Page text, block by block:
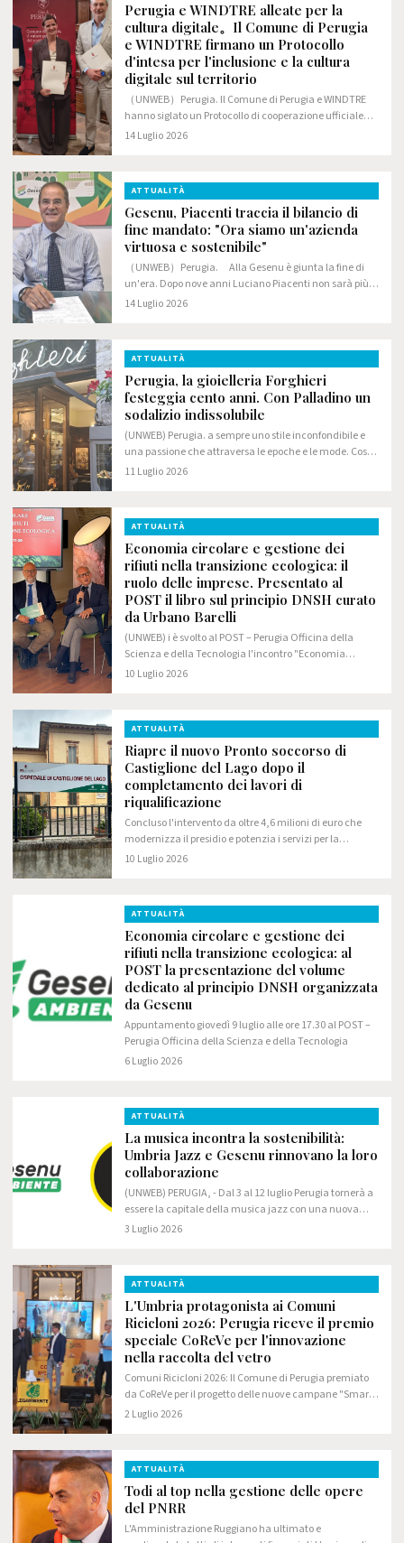
Perugia e WINDTRE alleate per la
cultura digitale。Il Comune di Perugia
e WINDTRE firmano un Protocollo
d'intesa per l'inclusione e la cultura
digitale sul territorio
（UNWEB）Perugia. Il Comune di Perugia e WINDTRE
hanno siglato un Protocollo di cooperazione ufficiale
volto a promuovere la cittadinanza digitale e l'uso
14 Luglio 2026
ATTUALITÀ
Gesenu, Piacenti traccia il bilancio di
fine mandato: "Ora siamo un'azienda
virtuosa e sostenibile"
（UNWEB）Perugia. Alla Gesenu è giunta la fine di
un'era. Dopo nove anni Luciano Piacenti non sarà più
l'amministratore delegato (a partire dal prossimo mese
14 Luglio 2026
ATTUALITÀ
Perugia, la gioielleria Forghieri
festeggia cento anni. Con Palladino un
sodalizio indissolubile
(UNWEB) Perugia. a sempre uno stile inconfondibile e
una passione che attraversa le epoche e le mode. Così
la gioielleria Forghieri, uno degli indiscussi punti di
11 Luglio 2026
ATTUALITÀ
Economia circolare e gestione dei
rifiuti nella transizione ecologica: il
ruolo delle imprese. Presentato al
POST il libro sul principio DNSH curato
da Urbano Barelli
(UNWEB) i è svolto al POST – Perugia Officina della
Scienza e della Tecnologia l'incontro "Economia
circolare e gestione dei rifiuti nella transizione
10 Luglio 2026
ATTUALITÀ
Riapre il nuovo Pronto soccorso di
Castiglione del Lago dopo il
completamento dei lavori di
riqualificazione
Concluso l'intervento da oltre 4,6 milioni di euro che
modernizza il presidio e potenzia i servizi per la
comunità del Trasimeno
10 Luglio 2026
ATTUALITÀ
Economia circolare e gestione dei
rifiuti nella transizione ecologica: al
POST la presentazione del volume
dedicato al principio DNSH organizzata
da Gesenu
Appuntamento giovedì 9 luglio alle ore 17.30 al POST –
Perugia Officina della Scienza e della Tecnologia
6 Luglio 2026
ATTUALITÀ
La musica incontra la sostenibilità:
Umbria Jazz e Gesenu rinnovano la loro
collaborazione
(UNWEB) PERUGIA, - Dal 3 al 12 luglio Perugia tornerà a
essere la capitale della musica jazz con una nuova
edizione di Umbria Jazz. Anche quest'anno, al fianco
3 Luglio 2026
ATTUALITÀ
L'Umbria protagonista ai Comuni
Ricicloni 2026: Perugia riceve il premio
speciale CoReVe per l'innovazione
nella raccolta del vetro
Comuni Ricicloni 2026: Il Comune di Perugia premiato
da CoReVe per il progetto delle nuove campane "Smart
Waste". A Gesenu e al Comune il riconoscimento
2 Luglio 2026
ATTUALITÀ
Todi al top nella gestione delle opere
del PNRR
L'Amministrazione Ruggiano ha ultimato e